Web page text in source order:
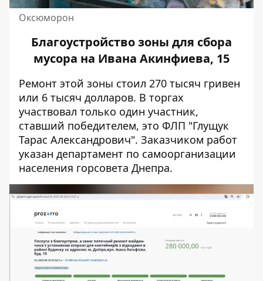
Оксюморон
Благоустройство зоны для сбора
мусора на Ивана Акинфиева, 15
Ремонт этой зоны стоил 270 тысяч гривен
или 6 тысяч долларов. В торгах
участвовал только один участник,
ставший победителем, это ФЛП "Глущук
Тарас Александрович". Заказчиком работ
указан департамент по самоорганизации
населения горсовета Днепра.